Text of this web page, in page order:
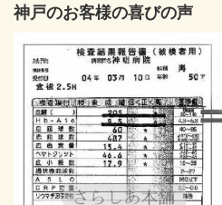
神戸のお客様の喜びの声